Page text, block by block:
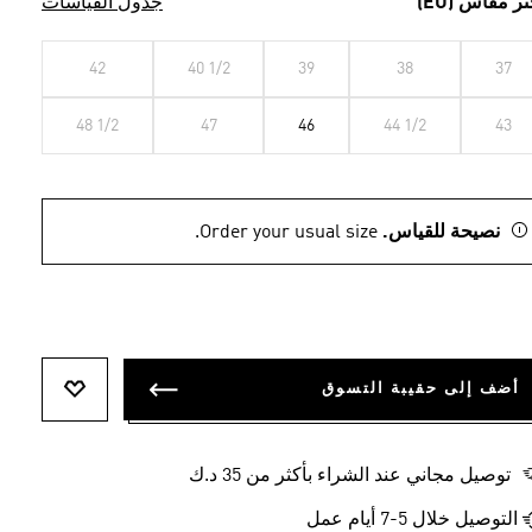
37
38
39
40 1/2
42
43
44 1/2
46
47
48 1/2
نصيحة للقياس.Order your usual size.
أضف إلى حقيبة التسوق
توصيل مجاني عند الشراء بأكثر من 35 د.ك
التوصيل خلال 5-7 أيام عمل